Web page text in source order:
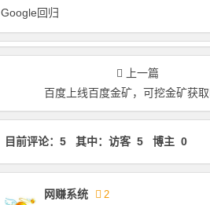
Google回归
上一篇
百度上线百度金矿，可挖金矿获
目前评论：5 其中：访客 5 博主 0
网赚系统 2